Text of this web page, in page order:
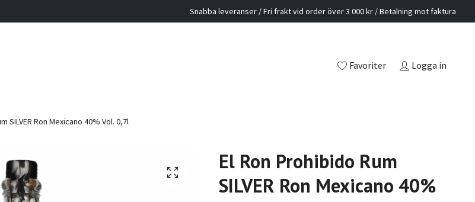
Snabba leveranser / Fri frakt vid order över 3 000 kr / Betalning mot faktura
Favoriter Logga in
SILVER Ron Mexicano 40% Vol. 0,7l
El Ron Prohibido Rum
SILVER Ron Mexicano 40%